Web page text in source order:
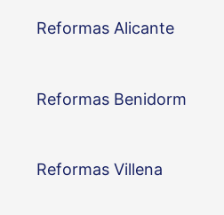
Reformas Alicante
Reformas Benidorm
Reformas Villena